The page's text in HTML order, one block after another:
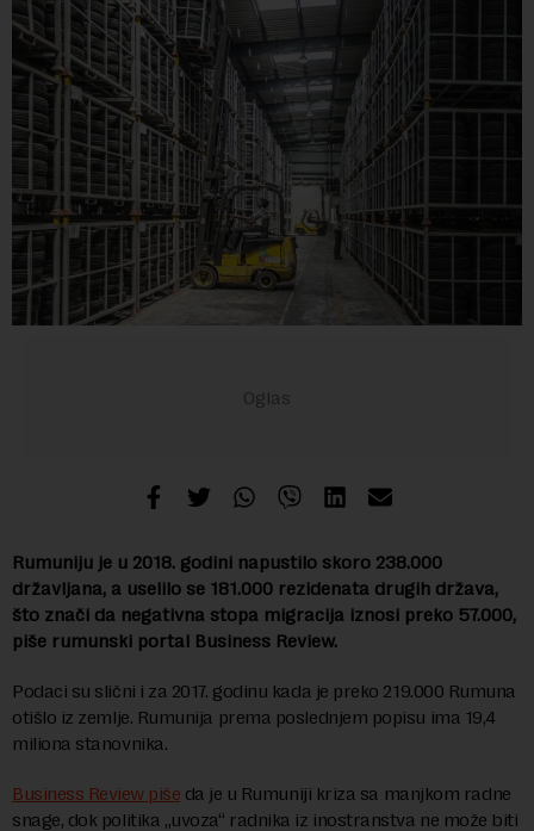
Rumuniju je u 2018. godini napustilo skoro 238.000
državljana, a uselilo se 181.000 rezidenata drugih država,
što znači da negativna stopa migracija iznosi preko 57.000,
piše rumunski portal Business Review.
Podaci su slični i za 2017. godinu kada je preko 219.000 Rumuna
otišlo iz zemlje. Rumunija prema poslednjem popisu ima 19,4
miliona stanovnika.
Business Review piše da je u Rumuniji kriza sa manjkom radne
snage, dok politika „uvoza“ radnika iz inostranstva ne može biti